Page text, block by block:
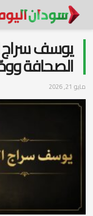
يوسف سراج
الصحافة
مايو 21, 2026